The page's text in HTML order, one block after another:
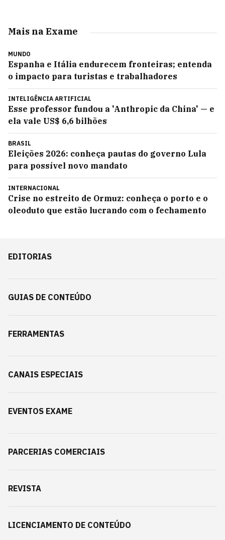
Mais na Exame
MUNDO
Espanha e Itália endurecem fronteiras; entenda
o impacto para turistas e trabalhadores
INTELIGÊNCIA ARTIFICIAL
Esse professor fundou a 'Anthropic da China' — e
ela vale US$ 6,6 bilhões
BRASIL
Eleições 2026: conheça pautas do governo Lula
para possível novo mandato
INTERNACIONAL
Crise no estreito de Ormuz: conheça o porto e o
oleoduto que estão lucrando com o fechamento
EDITORIAS
GUIAS DE CONTEÚDO
FERRAMENTAS
CANAIS ESPECIAIS
EVENTOS EXAME
PARCERIAS COMERCIAIS
REVISTA
LICENCIAMENTO DE CONTEÚDO